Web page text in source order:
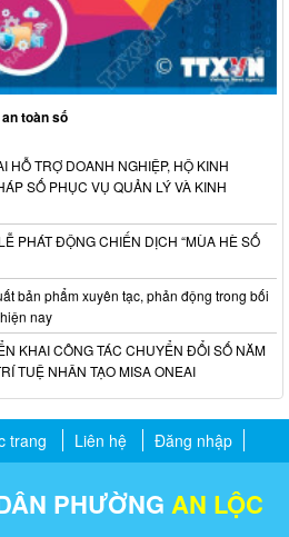
toàn số
HỖ TRỢ DOANH NGHIỆP, HỘ KINH
SỐ PHỤC VỤ QUẢN LÝ VÀ KINH
PHÁT ĐỘNG CHIẾN DỊCH “MÙA HÈ SỐ
bản phẩm xuyên tạc, phản động trong bối
nay
KHAI CÔNG TÁC CHUYỂN ĐỔI SỐ NĂM
TUỆ NHÂN TẠO MISA ONEAI
trang Liên hệ Đăng nhập
PHƯỜNG AN LỘC